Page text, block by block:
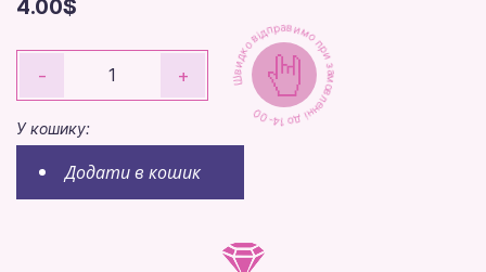
4.00$
- +
У кошику:
Додати в кошик
Швидко відправимо при замовленні до 14-00